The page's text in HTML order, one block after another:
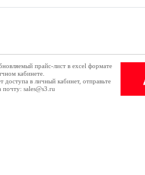
прайс-лист в excel формате
кабинете.
доступа в личный кабинет, отправьте
почту: sales@s3.ru